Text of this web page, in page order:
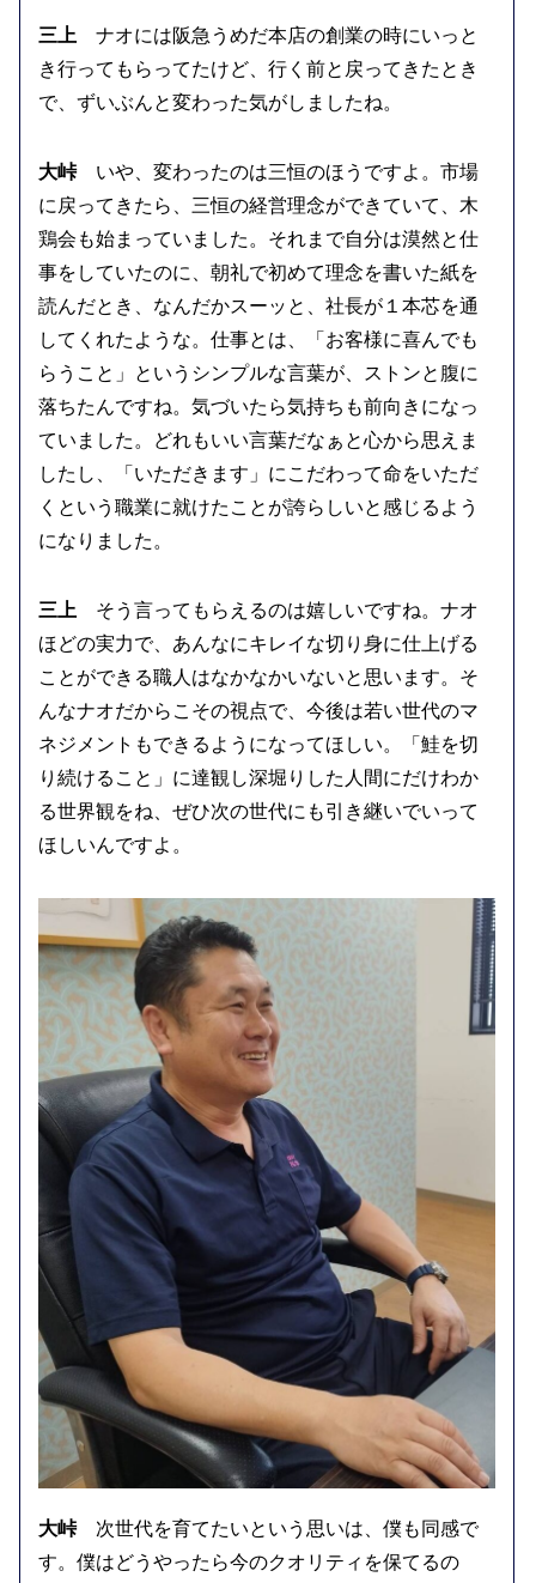
三上 ナオには阪急うめだ本店の創業の時にいっと
き行ってもらってたけど、行く前と戻ってきたとき
で、ずいぶんと変わった気がしましたね。
大峠いや、変わったのは三恒のほうですよ。市場
に戻ってきたら、三恒の経営理念ができていて、木
鶏会も始まっていました。それまで自分は漠然と仕
事をしていたのに、朝礼で初めて理念を書いた紙を
読んだとき、なんだかスーッと、社長が１本芯を通
してくれたような。仕事とは、「お客様に喜んでも
らうこと」というシンプルな言葉が、ストンと腹に
落ちたんですね。気づいたら気持ちも前向きになっ
ていました。どれもいい言葉だなぁと心から思えま
したし、「いただきます」にこだわって命をいただ
くという職業に就けたことが誇らしいと感じるよう
になりました。
三上 そう言ってもらえるのは嬉しいですね。ナオ
ほどの実力で、あんなにキレイな切り身に仕上げる
ことができる職人はなかなかいないと思います。そ
んなナオだからこその視点で、今後は若い世代のマ
ネジメントもできるようになってほしい。「鮭を切
り続けること」に達観し深堀りした人間にだけわか
る世界観をね、ぜひ次の世代にも引き継いでいって
ほしいんですよ。
大峠次世代を育てたいという思いは、僕も同感で
す。僕はどうやったら今のクオリティを保てるの